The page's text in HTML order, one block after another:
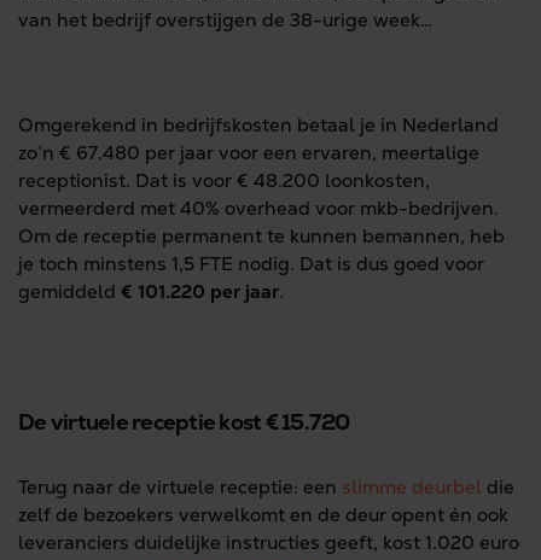
van het bedrijf overstijgen de 38-urige week…
Omgerekend in bedrijfskosten betaal je in Nederland
zo’n € 67.480 per jaar voor een ervaren, meertalige
receptionist. Dat is voor € 48.200 loonkosten,
vermeerderd met 40% overhead voor mkb-bedrijven.
Om de receptie permanent te kunnen bemannen, heb
je toch minstens 1,5 FTE nodig. Dat is dus goed voor
gemiddeld € 101.220 per jaar.
De virtuele receptie kost € 15.720
Terug naar de virtuele receptie: een slimme deurbel die
zelf de bezoekers verwelkomt en de deur opent én ook
leveranciers duidelijke instructies geeft, kost 1.020 euro